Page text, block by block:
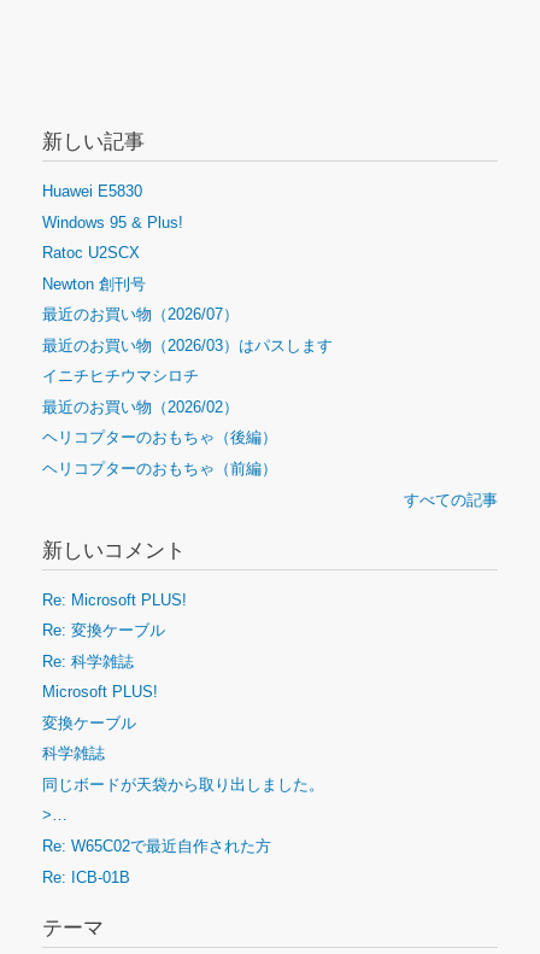
新しい記事
Huawei E5830
Windows 95 & Plus!
Ratoc U2SCX
Newton 創刊号
最近のお買い物（2026/07）
最近のお買い物（2026/03）はパスします
イニチヒチウマシロチ
最近のお買い物（2026/02）
ヘリコプターのおもちゃ（後編）
ヘリコプターのおもちゃ（前編）
すべての記事
新しいコメント
Re: Microsoft PLUS!
Re: 変換ケーブル
Re: 科学雑誌
Microsoft PLUS!
変換ケーブル
科学雑誌
同じボードが天袋から取り出しました。
>…
Re: W65C02で最近自作された方
Re: ICB-01B
テーマ